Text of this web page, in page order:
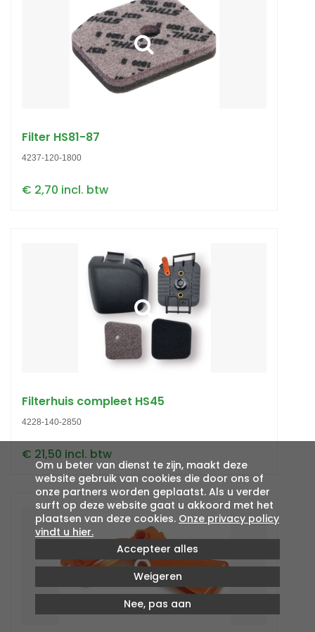
Filter HS81-87
4237-120-1800
€ 2,70 incl. btw
Filterhuis compleet HS45
4228-140-2850
€ 21,50 incl. btw
Om u beter van dienst te zijn, maakt deze
website gebruik van cookies die door ons of
onze partners worden geplaatst. Als u verder
surft op deze website gaat u akkoord met het
plaatsen van deze cookies. Onze privacy policy
vindt u hier.
Accepteer alles
Weigeren
Nee, pas aan